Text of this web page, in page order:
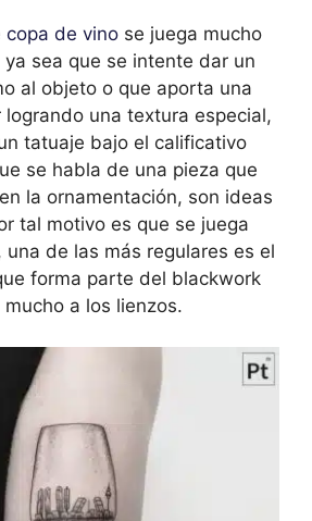
copa de vino se juega mucho
sea que se intente dar un
al objeto o que aporta una
una textura especial,
tatuaje bajo el calificativo
se habla de una pieza que
la ornamentación, son ideas
tal motivo es que se juega
de las más regulares es el
forma parte del blackwork
a los lienzos.